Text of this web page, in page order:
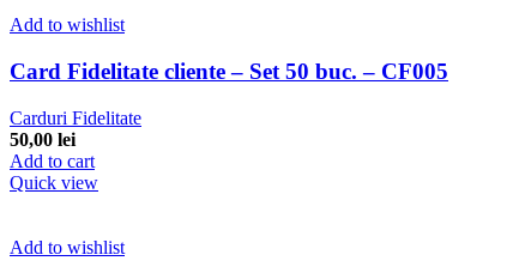
Add to wishlist
Card Fidelitate cliente – Set 50 buc. – CF005
Carduri Fidelitate
50,00 lei
Add to cart
Quick view
Add to wishlist